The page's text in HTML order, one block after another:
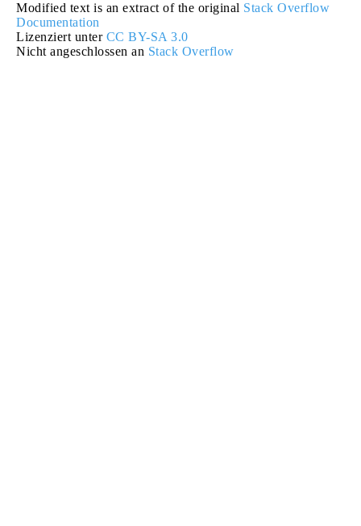
Modified text is an extract of the original Stack Overflow
Documentation
Lizenziert unter CC BY-SA 3.0
Nicht angeschlossen an Stack Overflow